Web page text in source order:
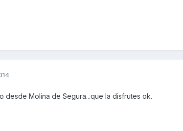
desde Molina de Segura...que la disfrutes ok.